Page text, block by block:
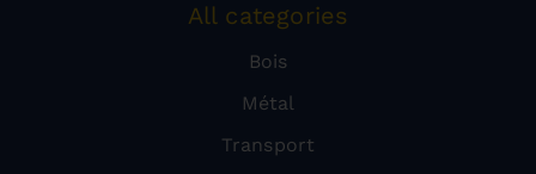
All categories
Bois
Métal
Transport